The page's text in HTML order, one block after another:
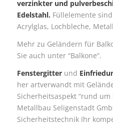
verzinkter und
Edelstahl. Füllelemente
Acrylglas, Lochbleche,
Mehr zu Geländern für
Sie auch unter “Balkone”.
Fenstergitterund
her artverwandt mit
Sicherheitsaspekt “rund um
Metallbau Seligenstadt
Sicherheitstechnik Ihr